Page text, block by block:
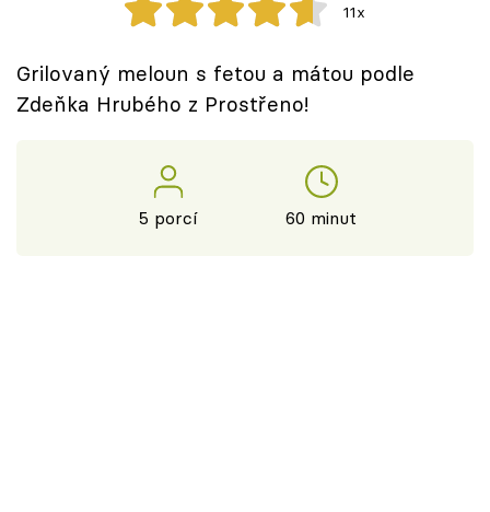
Přihlášení
11x
Grilovaný meloun s fetou a mátou podle
Zdeňka Hrubého z Prostřeno!
5 porcí 60 minut